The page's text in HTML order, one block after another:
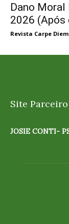
Dano Moral
2026 (Após
Revista Carpe Diem
Site Parceiro
JOSIE CONTI-